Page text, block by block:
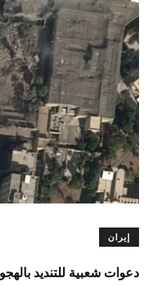
إيران
دعوات شعبية للتنديد